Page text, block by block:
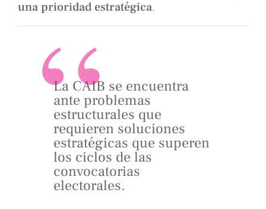
una prioridad estratégica.
La CAIB se encuentra
ante problemas
estructurales que
requieren soluciones
estratégicas que superen
los ciclos de las
convocatorias
electorales.